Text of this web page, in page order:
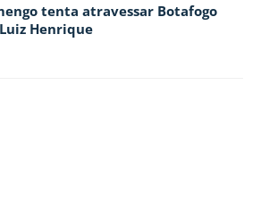
tenta atravessar Botafogo
Henrique